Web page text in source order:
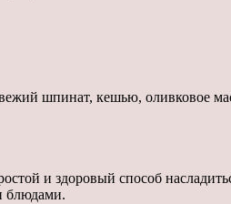
шпинат, кешью, оливковое
и здоровый способ
блюдами.